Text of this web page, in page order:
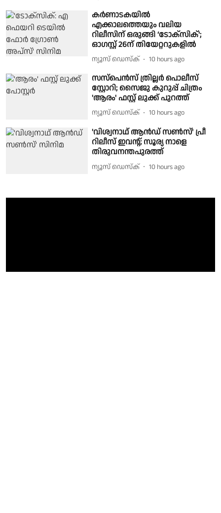
കർണാടകയിൽ
എക്കാലത്തെയും വലിയ
റിലീസിന് ഒരുങ്ങി ‘ടോക്സിക്';
ഓഗസ്റ്റ് 26ന് തിയേറ്ററുകളിൽ
ന്യൂസ് ഡെസ്ക് 10 hours ago
സസ്‌പെൻസ് ത്രില്ലർ പൊലീസ്
സ്റ്റോറി; സൈജു കുറുപ്പ് ചിത്രം
'ആരം' ഫസ്റ്റ് ലുക്ക് പുറത്ത്
ന്യൂസ് ഡെസ്ക് 10 hours ago
'വിശ്വനാഥ് ആൻഡ് സൺസ്' പ്രീ
റിലീസ് ഇവന്റ്; സൂര്യ നാളെ
തിരുവനന്തപുരത്ത്
ന്യൂസ് ഡെസ്ക് 10 hours ago